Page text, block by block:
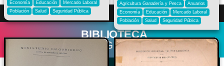
Inicio InstitucionalContacto
BIBLIOTECA
DIGITAL
Economía Educación
Mercado Laboral
Población
Salud Seguridad Pública
Agricultura Ganadería y Pesca
Anuarios
Economía
Educación
Mercado Laboral
Población
Salud Seguridad Pública